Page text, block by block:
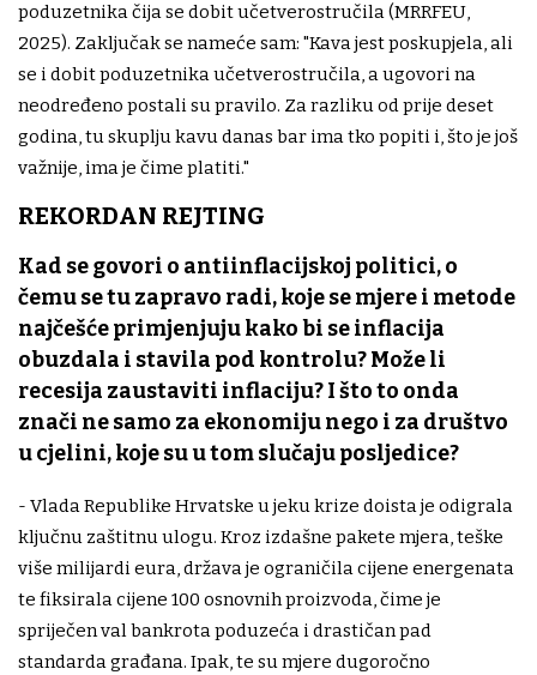
poduzetnika čija se dobit učetverostručila (MRRFEU,
2025). Zaključak se nameće sam: "Kava jest poskupjela, ali
se i dobit poduzetnika učetverostručila, a ugovori na
neodređeno postali su pravilo. Za razliku od prije deset
godina, tu skuplju kavu danas bar ima tko popiti i, što je još
važnije, ima je čime platiti."
REKORDAN REJTING
Kad se govori o antiinflacijskoj politici, o
čemu se tu zapravo radi, koje se mjere i metode
najčešće primjenjuju kako bi se inflacija
obuzdala i stavila pod kontrolu? Može li
recesija zaustaviti inflaciju? I što to onda
znači ne samo za ekonomiju nego i za društvo
u cjelini, koje su u tom slučaju posljedice?
- Vlada Republike Hrvatske u jeku krize doista je odigrala
ključnu zaštitnu ulogu. Kroz izdašne pakete mjera, teške
više milijardi eura, država je ograničila cijene energenata
te fiksirala cijene 100 osnovnih proizvoda, čime je
spriječen val bankrota poduzeća i drastičan pad
standarda građana. Ipak, te su mjere dugoročno